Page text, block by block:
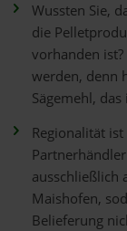
Wussten Sie,
die
vorhanden
werden, denn
Sägemehl,
Regionalität
ausschließlich
Maishofen,
Belieferung